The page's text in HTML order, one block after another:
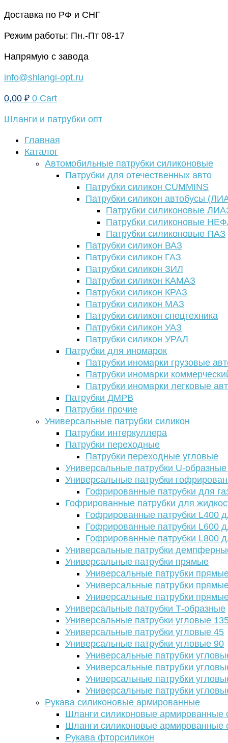
Перейти
содержимому
Доставка по РФ и СНГ
Режим работы: Пн.-Пт 08-17
Напрямую с завода
info@shlangi-opt.ru
0,00 ₽ 0 Cart
Шланги и патрубки опт
Главная
Каталог
Автомобильные патрубки силиконовые
Патрубки для отечественных авто
Патрубки силикон CUMMINS
Патрубки силикон автобусы
Патрубки силиконовые
Патрубки силиконовые
Патрубки силиконовые ПАЗ
Патрубки силикон ВАЗ
Патрубки силикон ГАЗ
Патрубки силикон ЗИЛ
Патрубки силикон КАМАЗ
Патрубки силикон КРАЗ
Патрубки силикон МАЗ
Патрубки силикон спецтехника
Патрубки силикон УАЗ
Патрубки силикон УРАЛ
Патрубки для иномарок
Патрубки иномарки грузовые
Патрубки иномарки
Патрубки иномарки легковые
Патрубки ДМРВ
Патрубки прочие
Универсальные патрубки силикон
Патрубки интеркуллера
Патрубки переходные
Патрубки переходные угловые
Универсальные патрубки U-
Универсальные патрубки
Гофрированные патрубки для
Гофрированные патрубки для
Гофрированные патрубки L400
Гофрированные патрубки L600
Гофрированные патрубки L800
Универсальные патрубки
Универсальные патрубки прямые
Универсальные патрубки
Универсальные патрубки
Универсальные патрубки
Универсальные патрубки Т-образные
Универсальные патрубки угловые
Универсальные патрубки угловые 45
Универсальные патрубки угловые 90
Универсальные патрубки
Универсальные патрубки
Универсальные патрубки
Универсальные патрубки
Рукава силиконовые армированные
Шланги силиконовые армированные
Шланги силиконовые армированные
Рукава фторсиликон